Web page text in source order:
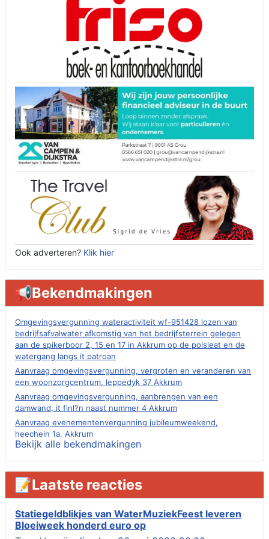
Ook adverteren? Klik hier
📢Bekendmakingen
Omgevingsvergunning wateractiviteit wf-951428 lozen van
bedrijfsafvalwater afkomstig van het bedrijfsterrein gelegen
aan de spikerboor 2, 15 en 17 in Akkrum op de polsleat en de
watergang langs it patroan
Aanvraag omgevingsvergunning, vergroten en veranderen van
een woonzorgcentrum, leppedyk 37 Akkrum
Aanvraag omgevingsvergunning, aanbrengen van een
damwand, it finl?n naast nummer 4 Akkrum
Aanvraag evenementenvergunning jubileumweekend,
heechein 1a, Akkrum
Verlening omgevingsvergunning, tijdelijk gebruik openbare
ruimte 02-10 t/m 02-11-2026, sitadel voor nr 6 te Akkrum
Aanvraag omgevingsvergunning, tijdelijk gebruik openbare
ruimte 02-10 t/m 02-11-2026, sitadel voor nr 6 te Akkrum
Verlenging beslistermijn aanvraag omgevingsvergunning,
heechein 28, 8491 em Akkrum
Aanvraag omgevingsvergunning, veranderen van een woning
Bekijk alle bekendmakingen
📝Laatste reacties
Statiegeldblikjes van WaterMuziekFeest leveren
Bloeiweek honderd euro op